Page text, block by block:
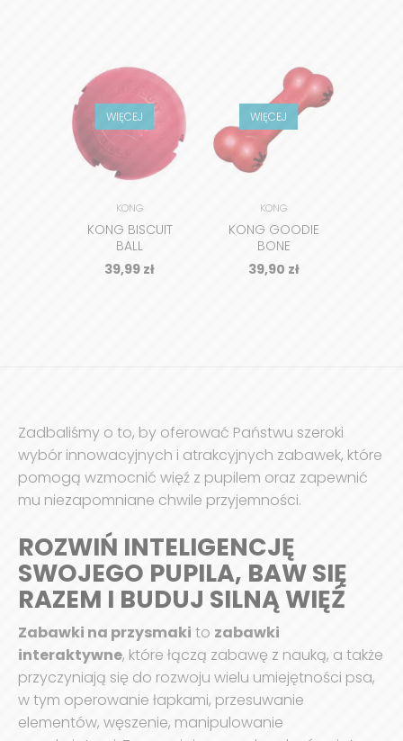
WIĘCEJ
KONG
KONG BISCUIT
BALL
39,99 zł
WIĘCEJ
KONG
KONG GOODIE
BONE
39,90 zł
Zadbaliśmy o to, by oferować Państwu szeroki
wybór innowacyjnych i atrakcyjnych zabawek, które
pomogą wzmocnić więź z pupilem oraz zapewnić
mu niezapomniane chwile przyjemności.
ROZWIŃ INTELIGENCJĘ
SWOJEGO PUPILA, BAW SIĘ
RAZEM I BUDUJ SILNĄ WIĘŹ
Zabawki na przysmaki to zabawki
interaktywne, które łączą zabawę z nauką, a także
przyczyniają się do rozwoju wielu umiejętności psa,
w tym operowanie łapkami, przesuwanie
elementów, węszenie, manipulowanie